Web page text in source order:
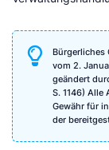
Bürgerliches
vom 2.
geändert
S. 1146) Alle
Gewähr für
der